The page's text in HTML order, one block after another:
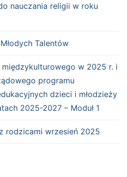
nauczania religii w roku
Talentów
w 2025 r. i
programu
dzieci i młodzieży
2025-2027 – Moduł 1
rodzicami wrzesień 2025